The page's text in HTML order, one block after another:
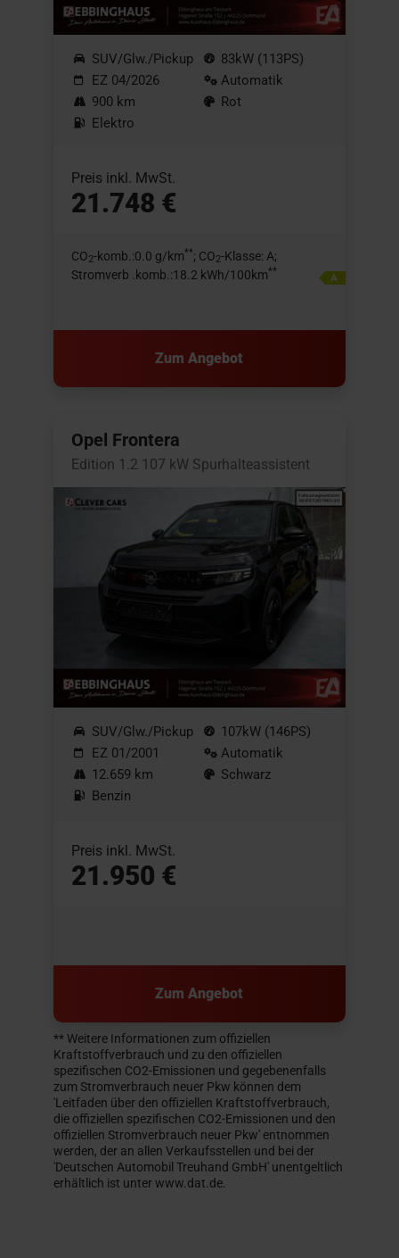
SUV/Glw./Pickup
EZ 04/2026
900 km
Elektro
83kW (113PS)
Automatik
Rot
Preis inkl. MwSt.
21.748 €
CO2-komb.:0.0 g/km**; CO2-Klasse: A;
Stromverb .komb.:18.2 kWh/100km**
Zum Angebot
Opel Frontera
Edition 1.2 107 kW Spurhalteassistent
SUV/Glw./Pickup
EZ 01/2001
12.659 km
Benzin
107kW (146PS)
Automatik
Schwarz
Preis inkl. MwSt.
21.950 €
Zum Angebot
** Weitere Informationen zum offiziellen
Kraftstoffverbrauch und zu den offiziellen
spezifischen CO2-Emissionen und gegebenenfalls
zum Stromverbrauch neuer Pkw können dem
'Leitfaden über den offiziellen Kraftstoffverbrauch,
die offiziellen spezifischen CO2-Emissionen und den
offiziellen Stromverbrauch neuer Pkw' entnommen
werden, der an allen Verkaufsstellen und bei der
'Deutschen Automobil Treuhand GmbH' unentgeltlich
erhältlich ist unter www.dat.de.